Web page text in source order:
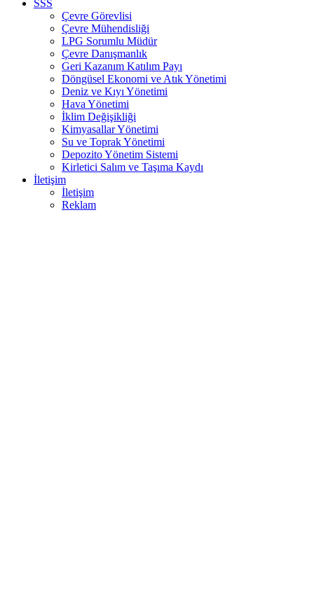
SSS
Çevre Görevlisi
Çevre Mühendisliği
LPG Sorumlu Müdür
Çevre Danışmanlık
Geri Kazanım Katılım Payı
Döngüsel Ekonomi ve Atık Yönetimi
Deniz ve Kıyı Yönetimi
Hava Yönetimi
İklim Değişikliği
Kimyasallar Yönetimi
Su ve Toprak Yönetimi
Depozito Yönetim Sistemi
Kirletici Salım ve Taşıma Kaydı
İletişim
İletişim
Reklam